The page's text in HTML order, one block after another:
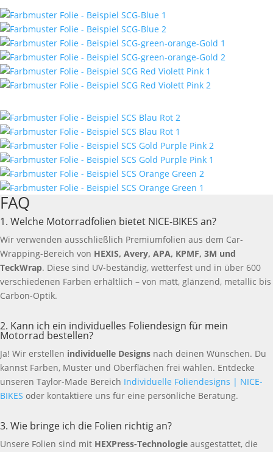
FAQ
1. Welche Motorradfolien bietet NICE-BIKES an?
Wir verwenden ausschließlich Premiumfolien aus dem Car-
Wrapping-Bereich von HEXIS, Avery, APA, KPMF, 3M und
TeckWrap. Diese sind UV-beständig, wetterfest und in über 600
verschiedenen Farben erhältlich – von matt, glänzend, metallic bis
Carbon-Optik.
2. Kann ich ein individuelles Foliendesign für mein
Motorrad bestellen?
Ja! Wir erstellen individuelle Designs nach deinen Wünschen. Du
kannst Farben, Muster und Oberflächen frei wählen. Entdecke
unseren Taylor-Made Bereich Individuelle Foliendesigns | NICE-
BIKES oder kontaktiere uns für eine persönliche Beratung.
3. Wie bringe ich die Folien richtig an?
Unsere Folien sind mit HEXPress-Technologie ausgestattet, die